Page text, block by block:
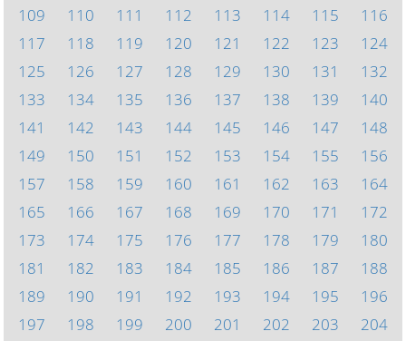
109
110 111 112 113 114 115
116
117
118 119 120 121 122 123
124
125
126 127 128 129 130 131
132
133
134 135 136 137 138 139
140
141
142 143 144 145 146 147
148
149
150 151 152 153 154 155
156
157
158 159 160 161 162 163
164
165
166 167 168 169 170 171
172
173
174 175 176 177 178 179
180
181
182 183 184 185 186 187
188
189
190 191 192 193 194 195
196
197
198 199 200 201 202 203
204